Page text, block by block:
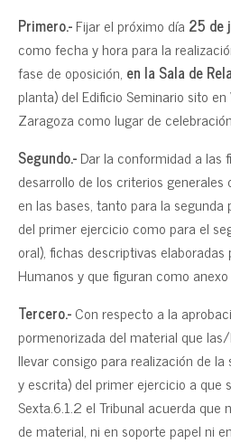
Primero.-Fijar el próximo día 25 de
como fecha y hora para la
fase de oposición, en la Sala de
planta) del Edificio Seminario sito
Zaragoza como lugar de
Segundo.-Dar la conformidad a las
desarrollo de los criterios
en las bases, tanto para la
del primer ejercicio como para el
oral), fichas descriptivas
Humanos y que figuran como
Tercero.-Con respecto a la
pormenorizada del material que
llevar consigo para realización de
y escrita) del primer ejercicio a que
Sexta.6.1.2 el Tribunal acuerda que
de material, ni en soporte papel ni